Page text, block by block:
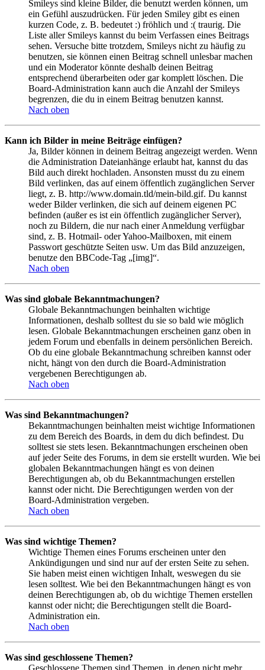
Smileys sind kleine Bilder, die benutzt werden können, um
ein Gefühl auszudrücken. Für jeden Smiley gibt es einen
kurzen Code, z. B. bedeutet :) fröhlich und :( traurig. Die
Liste aller Smileys kannst du beim Verfassen eines Beitrags
sehen. Versuche bitte trotzdem, Smileys nicht zu häufig zu
benutzen, sie können einen Beitrag schnell unlesbar machen
und ein Moderator könnte deshalb deinen Beitrag
entsprechend überarbeiten oder gar komplett löschen. Die
Board-Administration kann auch die Anzahl der Smileys
begrenzen, die du in einem Beitrag benutzen kannst.
Nach oben
Kann ich Bilder in meine Beiträge einfügen?
Ja, Bilder können in deinem Beitrag angezeigt werden. Wenn
die Administration Dateianhänge erlaubt hat, kannst du das
Bild auch direkt hochladen. Ansonsten musst du zu einem
Bild verlinken, das auf einem öffentlich zugänglichen Server
liegt, z. B. http://www.domain.tld/mein-bild.gif. Du kannst
weder Bilder verlinken, die sich auf deinem eigenen PC
befinden (außer es ist ein öffentlich zugänglicher Server),
noch zu Bildern, die nur nach einer Anmeldung verfügbar
sind, z. B. Hotmail- oder Yahoo-Mailboxen, mit einem
Passwort geschützte Seiten usw. Um das Bild anzuzeigen,
benutze den BBCode-Tag „[img]“.
Nach oben
Was sind globale Bekanntmachungen?
Globale Bekanntmachungen beinhalten wichtige
Informationen, deshalb solltest du sie so bald wie möglich
lesen. Globale Bekanntmachungen erscheinen ganz oben in
jedem Forum und ebenfalls in deinem persönlichen Bereich.
Ob du eine globale Bekanntmachung schreiben kannst oder
nicht, hängt von den durch die Board-Administration
vergebenen Berechtigungen ab.
Nach oben
Was sind Bekanntmachungen?
Bekanntmachungen beinhalten meist wichtige Informationen
zu dem Bereich des Boards, in dem du dich befindest. Du
solltest sie stets lesen. Bekanntmachungen erscheinen oben
auf jeder Seite des Forums, in dem sie erstellt wurden. Wie bei
globalen Bekanntmachungen hängt es von deinen
Berechtigungen ab, ob du Bekanntmachungen erstellen
kannst oder nicht. Die Berechtigungen werden von der
Board-Administration vergeben.
Nach oben
Was sind wichtige Themen?
Wichtige Themen eines Forums erscheinen unter den
Ankündigungen und sind nur auf der ersten Seite zu sehen.
Sie haben meist einen wichtigen Inhalt, weswegen du sie
lesen solltest. Wie bei den Bekanntmachungen hängt es von
deinen Berechtigungen ab, ob du wichtige Themen erstellen
kannst oder nicht; die Berechtigungen stellt die Board-
Administration ein.
Nach oben
Was sind geschlossene Themen?
Geschlossene Themen sind Themen, in denen nicht mehr